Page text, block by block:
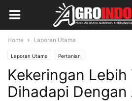
Home Laporan Utama
Laporan Utama Pertanian
Kekeringan Lebih
Dihadapi Dengan